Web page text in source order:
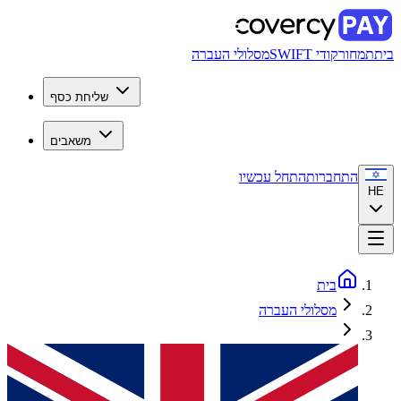
ביתתמחורקודי SWIFT מסלולי העברה
שליחת כסף
משאבים
HE
התחברותהתחל עכשיו
בית
מסלולי העברה